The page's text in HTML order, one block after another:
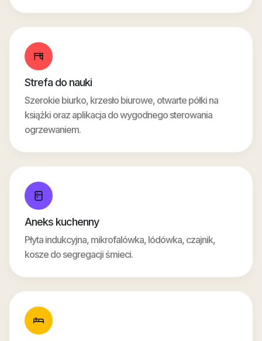
Strefa do nauki
Szerokie biurko, krzesło biurowe, otwarte półki na
książki oraz aplikacja do wygodnego sterowania
ogrzewaniem.
Aneks kuchenny
Płyta indukcyjna, mikrofalówka, lódówka, czajnik,
kosze do segregacji śmieci.